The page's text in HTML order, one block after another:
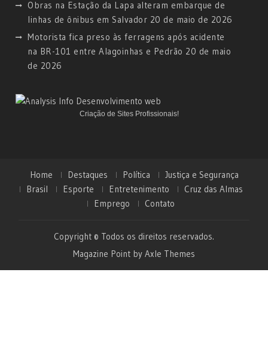
Obras na Estação da Lapa alteram embarque de
linhas de ônibus em Salvador 20 de maio de 2026
Motorista fica preso às ferragens após acidente
na BR-101 entre Alagoinhas e Pedrão 20 de maio
de 2026
Criação de Sites Profissionais!
Home Destaques Política
Justiça e Segurança
Brasil
Esporte Entretenimento
Cruz das Almas
Emprego
Contato
Copyright © Todos os direitos reservados.
Magazine Point by Axle Themes